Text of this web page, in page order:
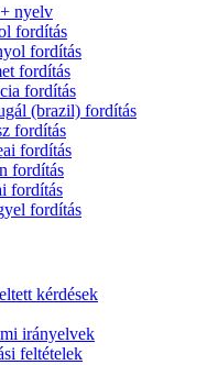
nyelv
fordítás
fordítás
fordítás
fordítás
(brazil) fordítás
fordítás
fordítás
fordítás
fordítás
kérdések
irányelvek
feltételek